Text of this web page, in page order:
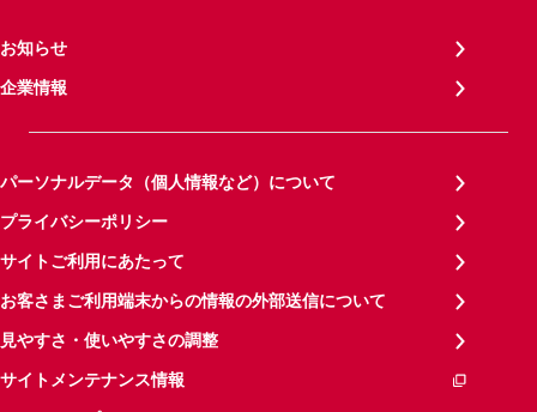
お知らせ
企業情報
パーソナルデータ（個人情報など）について
プライバシーポリシー
サイトご利用にあたって
お客さまご利用端末からの情報の外部送信について
見やすさ・使いやすさの調整
サイトメンテナンス情報